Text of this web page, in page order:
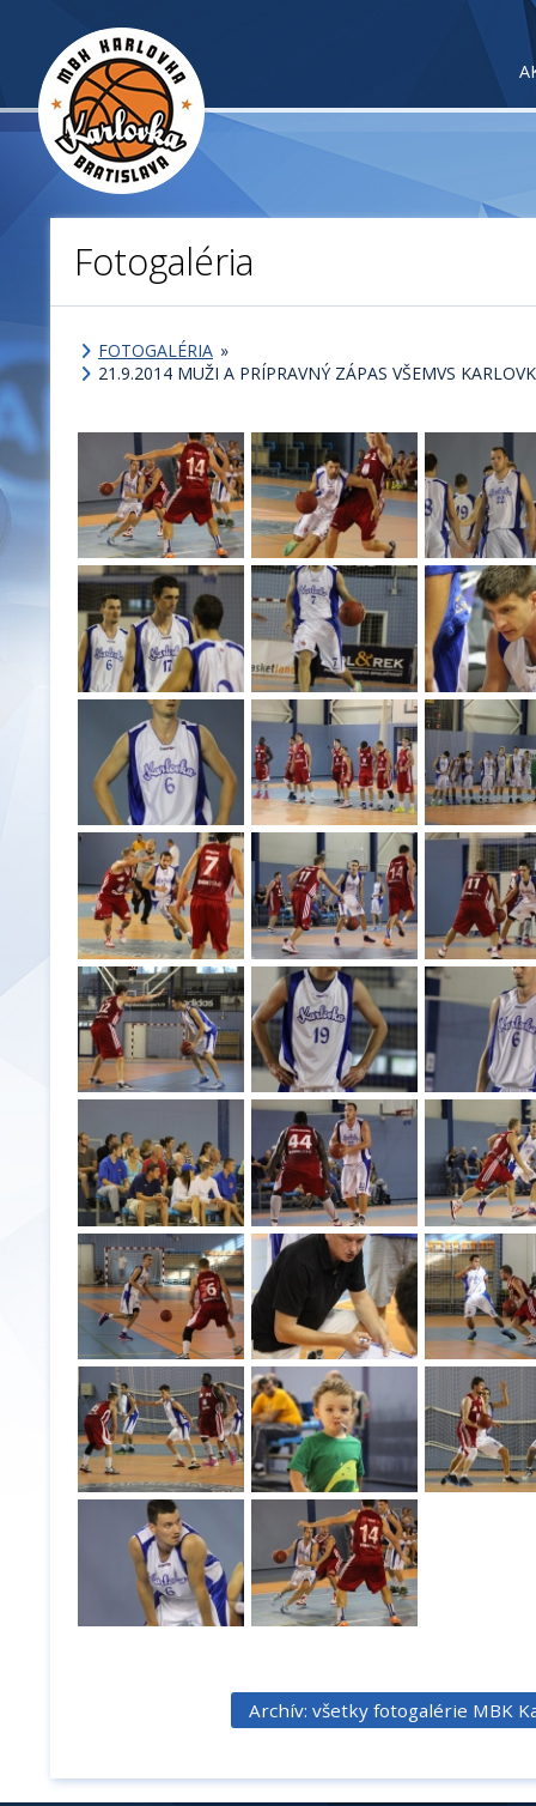
Fotogaléria
FOTOGALÉRIA »
21.9.2014 MUŽI A PRÍPRAVNÝ ZÁPAS VŠEMVS
Archív: všetky fotogalérie MBK